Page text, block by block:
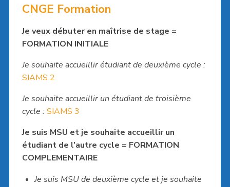
CNGE Formation
Je veux débuter en maîtrise de stage =
FORMATION INITIALE
Je souhaite accueillir étudiant de deuxième cycle :
SIAMS 2
Je souhaite accueillir un étudiant de troisième
cycle :SIAMS 3
Je suis MSU et je souhaite accueillir un
étudiant de l’autre cycle = FORMATION
COMPLEMENTAIRE
Je suis MSU de deuxième cycle et je souhaite